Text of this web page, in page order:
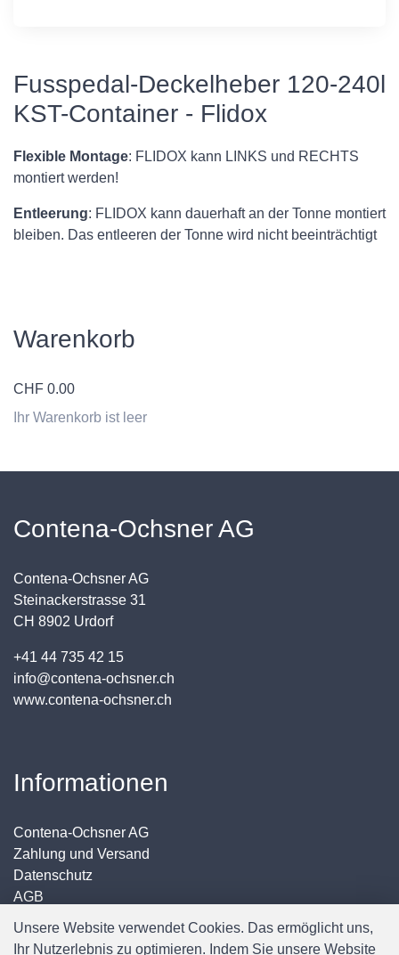
Fusspedal-Deckelheber 120-240l
KST-Container - Flidox
Flexible Montage: FLIDOX kann LINKS und RECHTS
montiert werden!
Entleerung: FLIDOX kann dauerhaft an der Tonne montiert
bleiben. Das entleeren der Tonne wird nicht beeinträchtigt
Warenkorb
CHF 0.00
Ihr Warenkorb ist leer
Contena-Ochsner AG
Contena-Ochsner AG
Steinackerstrasse 31
CH 8902 Urdorf
+41 44 735 42 15
info@contena-ochsner.ch
www.contena-ochsner.ch
Informationen
Contena-Ochsner AG
Zahlung und Versand
Datenschutz
AGB
Impressum
Unsere Website verwendet Cookies. Das ermöglicht uns,
Ihr Nutzerlebnis zu optimieren. Indem Sie unsere Website